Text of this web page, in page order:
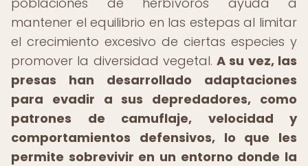
mantener el equilibrio en las estepas al limitar
el crecimiento excesivo de ciertas especies y
promover la diversidad vegetal.A su vez, las
presas han desarrollado adaptaciones
para evadir a sus depredadores, como
patrones de camuflaje, velocidad y
comportamientos defensivos, lo que les
permite sobrevivir en un entorno donde la